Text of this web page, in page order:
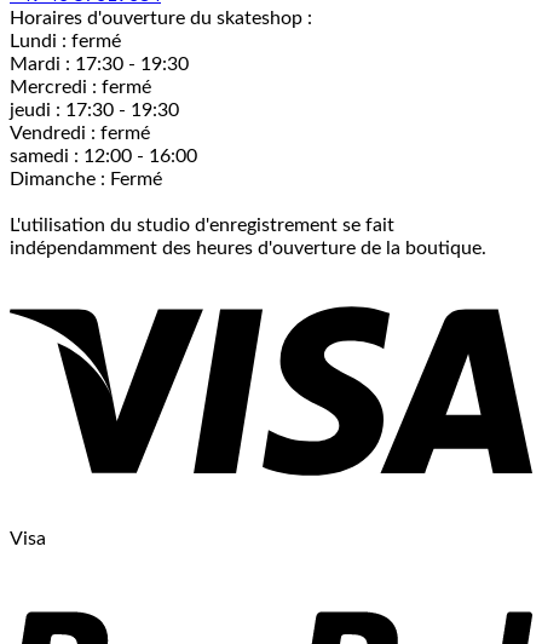
Horaires d'ouverture du skateshop :
Lundi : fermé
Mardi : 17:30 - 19:30
Mercredi : fermé
jeudi : 17:30 - 19:30
Vendredi : fermé
samedi : 12:00 - 16:00
Dimanche : Fermé
L'utilisation du studio d'enregistrement se fait
indépendamment des heures d'ouverture de la boutique.
Visa